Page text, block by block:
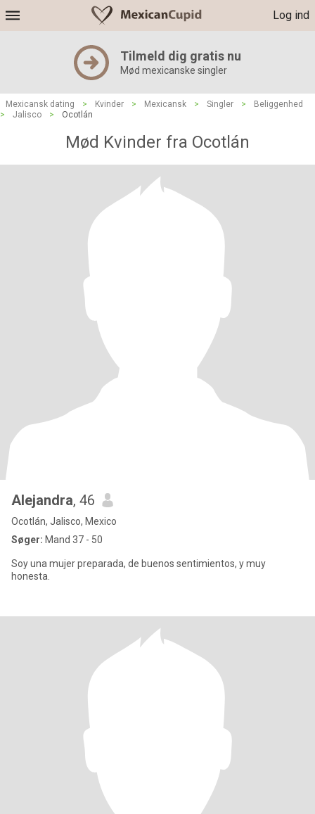
Log ind
Tilmeld dig gratis nu
Mød mexicanske singler
Mexicansk dating > Kvinder > Mexicansk > Singler >
Beliggenhed
>
Jalisco > Ocotlán
Mød Kvinder fra Ocotlán
Alejandra, 46
Ocotlán, Jalisco, Mexico
Søger: Mand 37 - 50
Soy una mujer preparada, de buenos sentimientos, y muy
honesta.